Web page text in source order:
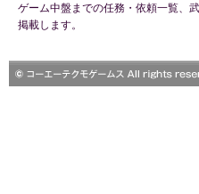
ゲーム中盤までの任務・依頼一覧、
掲載します。